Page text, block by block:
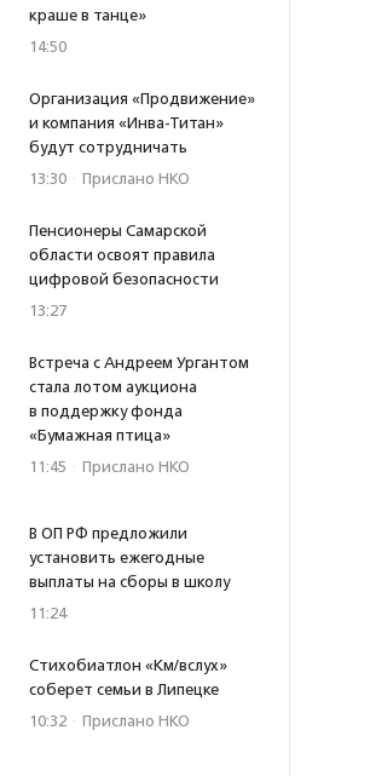
краше в танце»
14:50
Организация «Продвижение»
и компания «Инва-Титан»
будут сотрудничать
13:30 · Прислано НКО
Пенсионеры Самарской
области освоят правила
цифровой безопасности
13:27
Встреча с Андреем Ургантом
стала лотом аукциона
в поддержку фонда
«Бумажная птица»
11:45 · Прислано НКО
В ОП РФ предложили
установить ежегодные
выплаты на сборы в школу
11:24
Стихобиатлон «Км/вслух»
соберет семьи в Липецке
10:32 · Прислано НКО